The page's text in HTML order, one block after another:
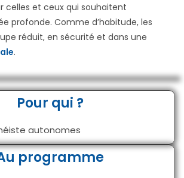
celles et ceux qui souhaitent
profonde. Comme d’habitude, les
réduit, en sécurité et dans une
.
Pour qui ?
autonomes
programme